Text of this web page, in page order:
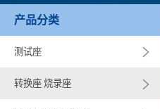
产品分类
测试座
转换座 烧录座